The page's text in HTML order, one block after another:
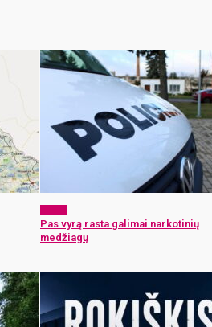
Pas vyrą rasta galimai narkotinių
medžiagų